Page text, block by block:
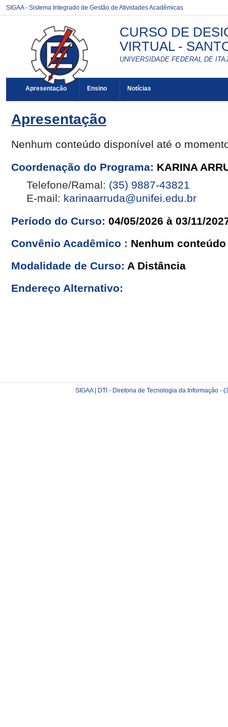
SIGAA - Sistema Integrado de Gestão de Atividades Acadêmicas
CURSO DE
VIRTUAL -
UNIVERSIDADE FEDERAL DE
Apresentação Ensino Notícias
Apresentação
Nenhum conteúdo disponível até o
Coordenação do Programa: KARINA
Telefone/Ramal: (35) 9887-43821
E-mail: karinaarruda@unifei.edu.br
Período do Curso: 04/05/2026 à 03/11/
Convênio Acadêmico : Nenhum
Modalidade de Curso: A Distância
Endereço Alternativo:
SIGAA | DTI - Diretoria de Tecnologia da Informação